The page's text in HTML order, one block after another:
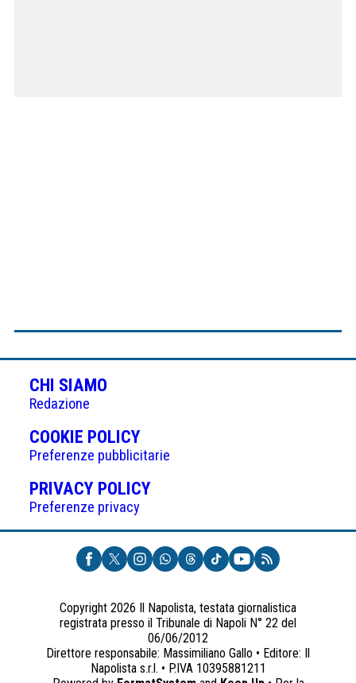
CHI SIAMO
Redazione
COOKIE POLICY(APRE
IN
UNA
NUOVA
Preferenze pubblicitarie
PRIVACY POLICY(APRE
UNA
NUOVA
SCHEDA)
Preferenze privacy
Copyright 2026 Il Napolista, testata giornalistica
registrata presso il Tribunale di Napoli N° 22 del
06/06/2012
Direttore responsabile: Massimiliano Gallo • Editore: Il
Napolista s.r.l. • P.IVA 10395881211